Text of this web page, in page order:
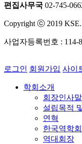
편집사무국 02-745-
Copyright ⓒ 2019 KSE.
사업자등록번호 :
로그인 회원가입 사이
학회소개
회장인사말
설립목적
연혁
한국역학
역대회장